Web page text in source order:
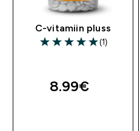
C-vitamiin pluss
5 out of 5 stars
(1)
8.99€‎